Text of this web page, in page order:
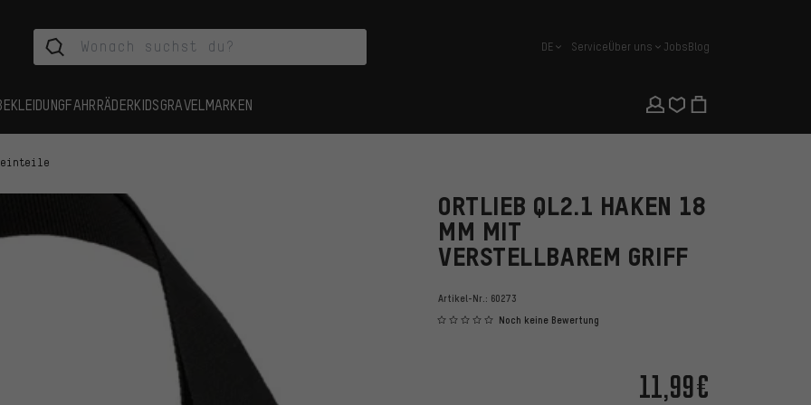
Deutsch
DE ServiceÜber uns JobsBlog
FAHRRÄDERKIDSGRAVEL MARKEN
ORTLIEB QL2.1 HAKEN 18
MM MIT
VERSTELLBAREM GRIFF
Artikel-Nr.: 60273
Noch keine Bewertung
11,99€